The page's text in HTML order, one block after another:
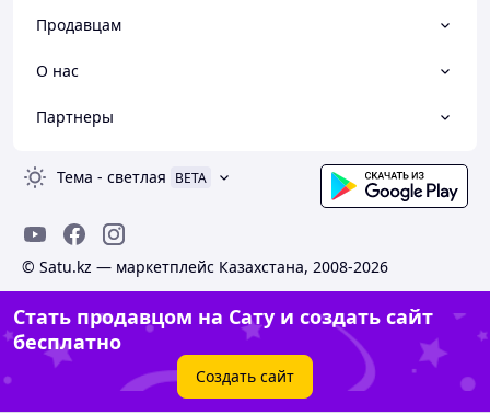
Продавцам
О нас
Партнеры
Тема - светлая BETA
© Satu.kz — маркетплейс Казахстана, 2008-2026
Стать продавцом на Сату и создать сайт
бесплатно
Создать сайт